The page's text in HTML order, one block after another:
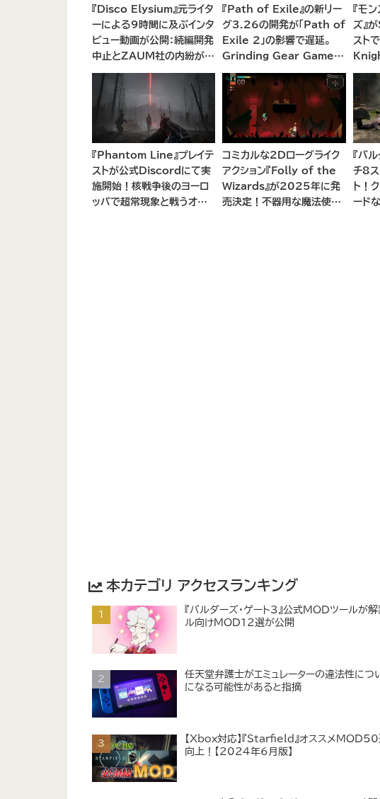
『Disco Elysium』元ライタ
ーによる9時間に及ぶインタ
ビュー動画が公開：続編開発
中止とZAUM社の内紛が浮
き彫りに
『Path of Exile』の新リー
グ3.26の開発が「Path of
Exile 2」の影響で遅延。
Grinding Gear Games
が開発リソースの集中と今
後の計画を説明
『モ
ズ』
スト
えて
『Phantom Line』プレイテ
ストが公式Discordにて実
施開始！核戦争後のヨーロ
ッパで超常現象と戦うオー
コミカルな2Dローグライク
アクション『Folly of the
Wizards』が2025年に発
売決定！不器用な魔法使い
『バ
チ8ス
ト！
ード
本カテゴリ アクセスランキング
『バルダーズ・ゲート3』公式MODツール
ル向けMOD12選が公開
任天堂弁護士がエミュレーターの違法性に
になる可能性があると指摘
【Xbox対応】『Starfield』オススメMOD50
向上！【2024年6月版】